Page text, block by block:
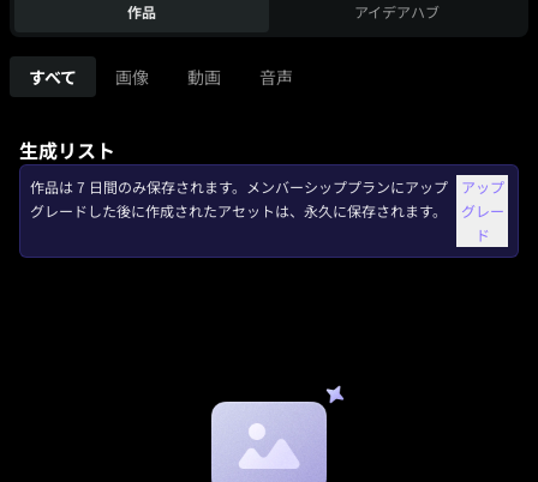
作品 アイデアハブ
すべて 画像 動画 音声
生成リスト
作品は 7 日間のみ保存されます。メンバーシッププランにアップ
グレードした後に作成されたアセットは、永久に保存されます。
アップ
グレー
ド